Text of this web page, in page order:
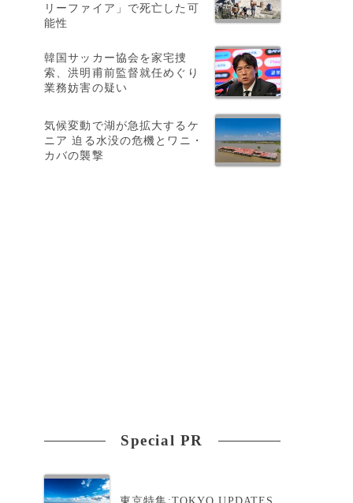
リーファイア」で死亡した可
能性
韓国サッカー協会を家宅捜
索、洪明甫前監督就任めぐり
業務妨害の疑い
気候変動で湖が急拡大するケ
ニア 迫る水没の危機とワニ・
カバの襲撃
Special PR
東京特集:TOKYO UPDATES